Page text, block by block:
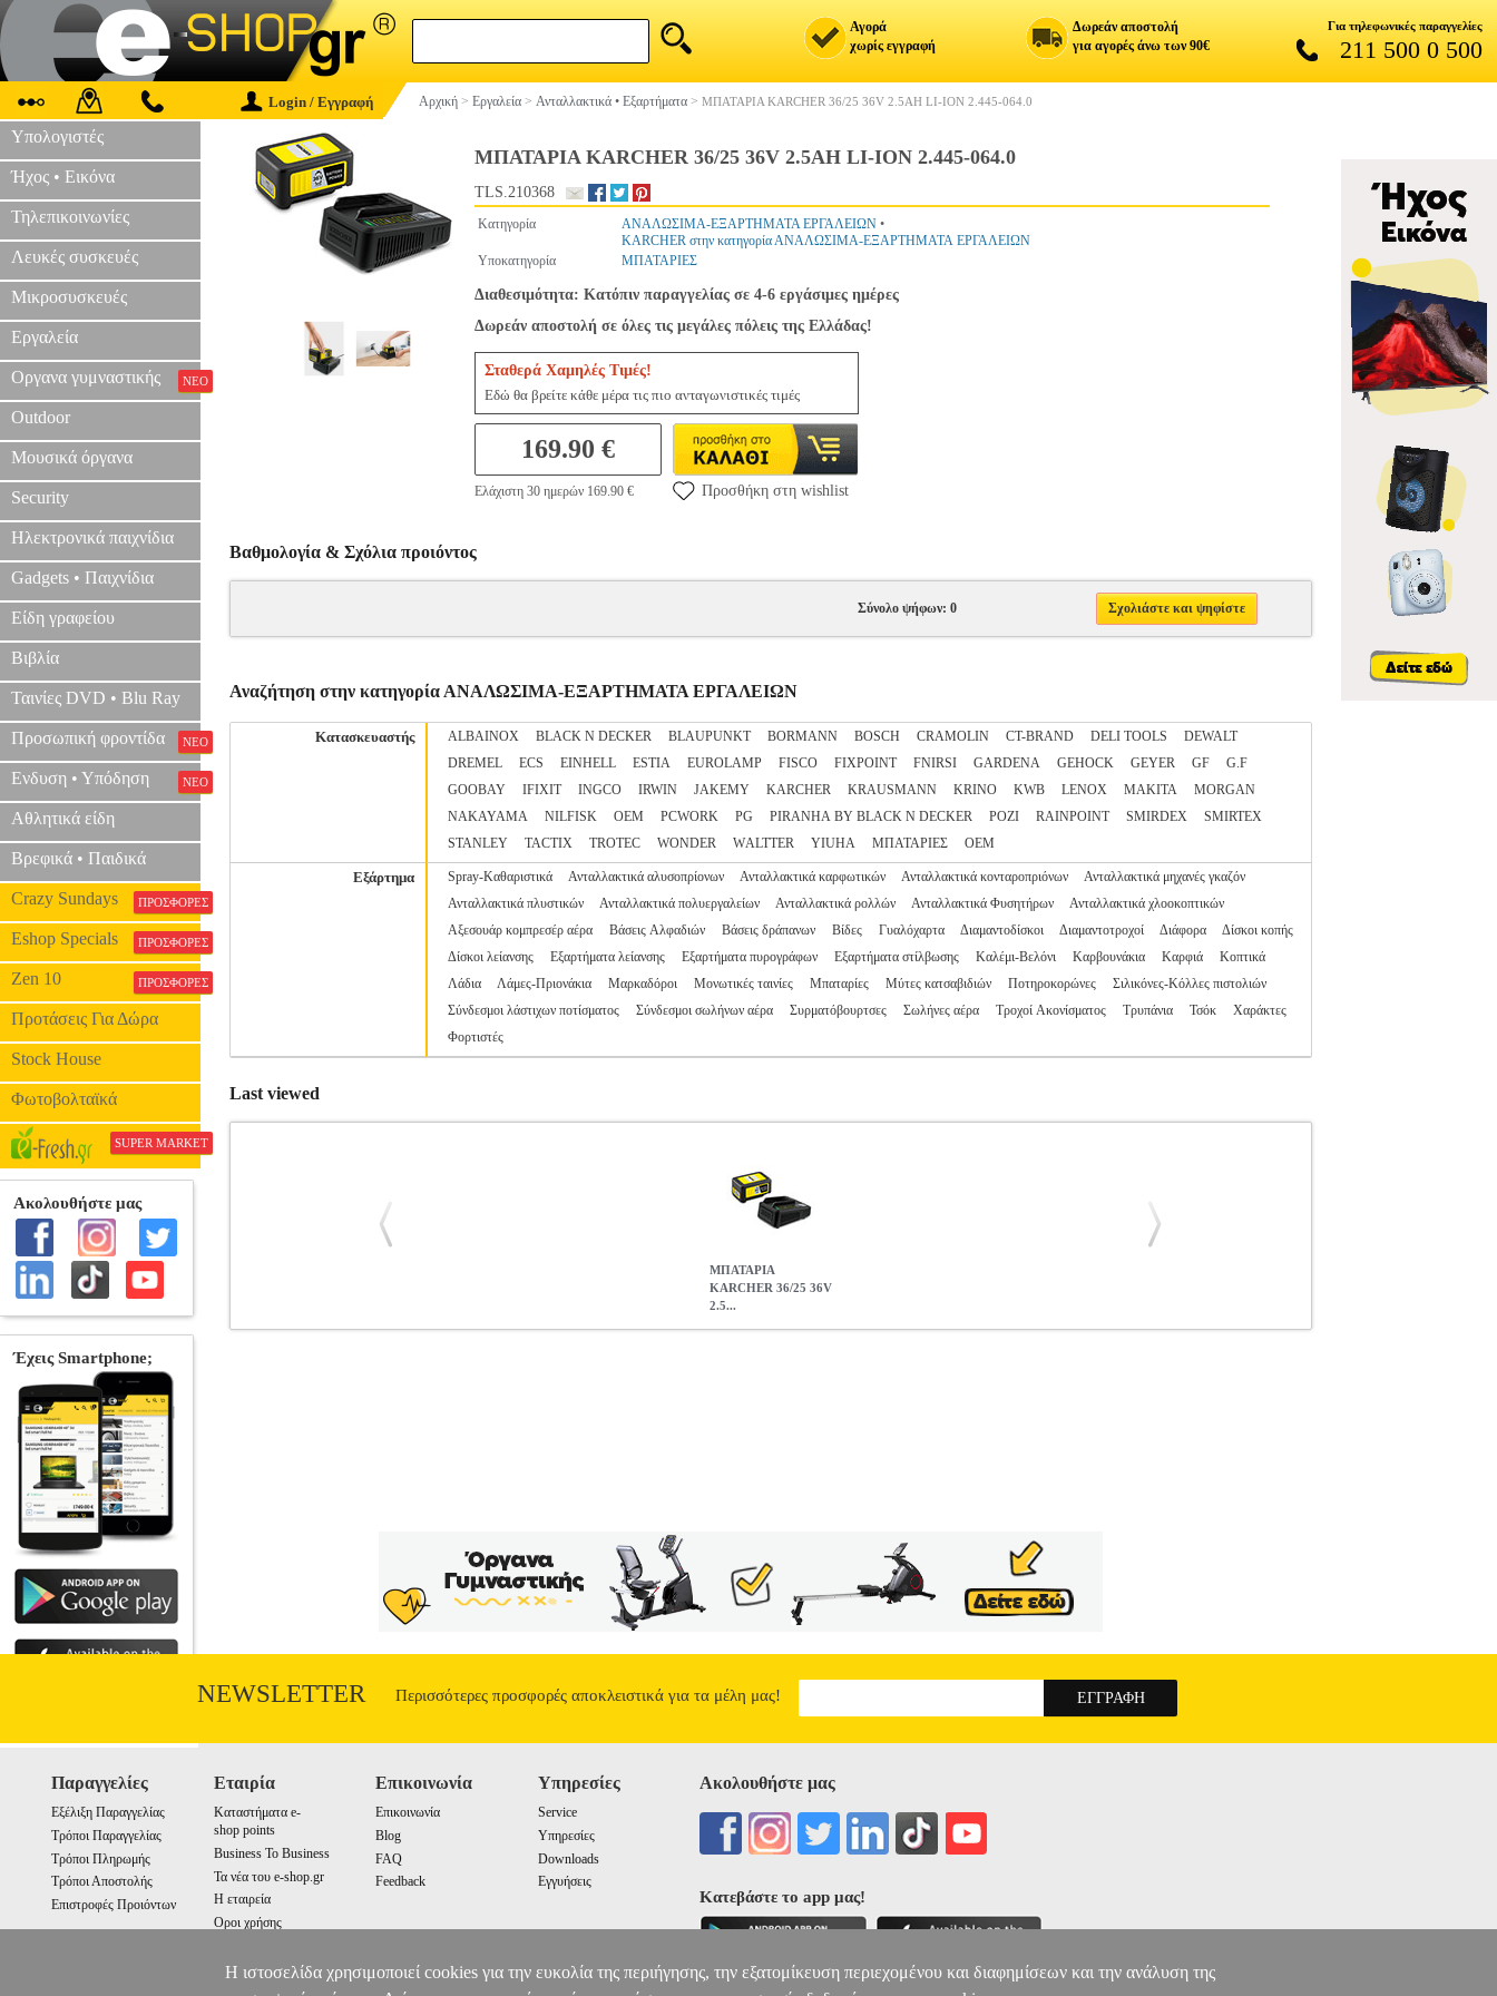
Αγορά
χωρίς εγγραφή
Δωρεάν αποστολή
για αγορές άνω των 90€
Για τηλεφωνικές παραγγελίες
211 500 0 500
Login / Εγγραφή Αρχική > Εργαλεία > Ανταλλακτικά • Εξαρτήματα > ΜΠΑΤΑΡΙΑ KARCHER 36/25 36V 2.5AH LI-ION 2.445-064.0
Υπολογιστές
Ήχος • Εικόνα
Τηλεπικοινωνίες
Λευκές συσκευές
Μικροσυσκευές
Εργαλεία
Οργανα γυμναστικής ΝΕΟ
Outdoor
Μουσικά όργανα
Security
Ηλεκτρονικά παιχνίδια
Gadgets • Παιχνίδια
Είδη γραφείου
Βιβλία
Ταινίες DVD • Blu Ray
Προσωπική φροντίδα ΝΕΟ
Ενδυση • Υπόδηση ΝΕΟ
Αθλητικά είδη
Βρεφικά • Παιδικά
Crazy Sundays ΠΡΟΣΦΟΡΕΣ
Eshop Specials ΠΡΟΣΦΟΡΕΣ
Zen 10 ΠΡΟΣΦΟΡΕΣ
Προτάσεις Για Δώρα
Stock House
Φωτοβολταϊκά
SUPER MARKET
ΜΠΑΤΑΡΙΑ KARCHER 36/25 36V 2.5AH LI-ION 2.445-064.0
TLS.210368
Κατηγορία ΑΝΑΛΩΣΙΜΑ-ΕΞΑΡΤΗΜΑΤΑ ΕΡΓΑΛΕΙΩΝ •
KARCHER στην κατηγορία ΑΝΑΛΩΣΙΜΑ-ΕΞΑΡΤΗΜΑΤΑ ΕΡΓΑΛΕΙΩΝ
Υποκατηγορία
ΜΠΑΤΑΡΙΕΣ
Διαθεσιμότητα: Κατόπιν παραγγελίας σε 4-6 εργάσιμες ημέρες
Δωρεάν αποστολή σε όλες τις μεγάλες πόλεις της Ελλάδας!
Σταθερά Χαμηλές Τιμές!
Εδώ θα βρείτε κάθε μέρα τις πιο ανταγωνιστικές τιμές
169.90 €
Ελάχιστη 30 ημερών 169.90 € Προσθήκη στη wishlist
Βαθμολογία & Σχόλια προιόντος
Σύνολο ψήφων: 0 Σχολιάστε και ψηφίστε
Αναζήτηση στην κατηγορία ΑΝΑΛΩΣΙΜΑ-ΕΞΑΡΤΗΜΑΤΑ ΕΡΓΑΛΕΙΩΝ
Κατασκευαστής ALBAINOX BLACK N DECKER BLAUPUNKT BORMANN BOSCH CRAMOLIN CT-BRAND DELI TOOLS
DEWALT
DREMEL
ECS EINHELL ESTIA EUROLAMP FISCO FIXPOINT FNIRSI GARDENA GEHOCK GEYER GF
G.F
GOOBAY
IFIXIT INGCO IRWIN JAKEMY KARCHER KRAUSMANN KRINO KWB LENOX MAKITA
MORGAN
NAKAYAMA
NILFISK OEM PCWORK PG PIRANHA BY BLACK N DECKER POZI RAINPOINT SMIRDEX
SMIRTEX
STANLEY
TACTIX TROTEC WONDER WΑLTTER YIUHA ΜΠΑΤΑΡΙΕΣ ΟΕΜ
Εξάρτημα Spray-Καθαριστικά Ανταλλακτικά αλυσοπρίονων Ανταλλακτικά καρφωτικών Ανταλλακτικά κονταροπριόνων
Ανταλλακτικά μηχανές γκαζόν
Ανταλλακτικά πλυστικών
Ανταλλακτικά πολυεργαλείων Ανταλλακτικά ρολλών Ανταλλακτικά Φυσητήρων
Ανταλλακτικά χλοοκοπτικών
Αξεσουάρ κομπρεσέρ αέρα
Βάσεις Αλφαδιών Βάσεις δράπανων Βίδες Γυαλόχαρτα Διαμαντοδίσκοι Διαμαντοτροχοί Διάφορα
Δίσκοι κοπής
Δίσκοι λείανσης
Εξαρτήματα λείανσης Εξαρτήματα πυρογράφων Εξαρτήματα στίλβωσης Καλέμι-Βελόνι Καρβουνάκια Καρφιά
Κοπτικά
Λάδια
Λάμες-Πριονάκια Μαρκαδόροι Μονωτικές ταινίες Μπαταρίες Μύτες κατσαβιδιών Ποτηροκορώνες
Σιλικόνες-Κόλλες πιστολιών
Σύνδεσμοι λάστιχων ποτίσματος
Σύνδεσμοι σωλήνων αέρα Συρματόβουρτσες Σωλήνες αέρα Τροχοί Ακονίσματος Τρυπάνια Τσόκ
Χαράκτες
Φορτιστές
Last viewed
ΜΠΑΤΑΡΙΑ
KARCHER 36/25 36V
2.5...
NEWSLETTER Περισσότερες προσφορές αποκλειστικά για τα μέλη μας!
Παραγγελίες
Εξέλιξη Παραγγελίας
Τρόποι Παραγγελίας
Τρόποι Πληρωμής
Τρόποι Αποστολής
Επιστροφές Προιόντων
Εταιρία
Καταστήματα e-
shop points
Business To Business
Τα νέα του e-shop.gr
Η εταιρεία
Οροι χρήσης
Επικοινωνία
Επικοινωνία
Blog
FAQ
Feedback
Υπηρεσίες
Service
Υπηρεσίες
Downloads
Εγγυήσεις
Ακολουθήστε μας
Κατεβάστε το app μας!
Η ιστοσελίδα χρησιμοποιεί cookies για την ευκολία της περιήγησης, την εξατομίκευση περιεχομένου και διαφημίσεων και την ανάλυση της